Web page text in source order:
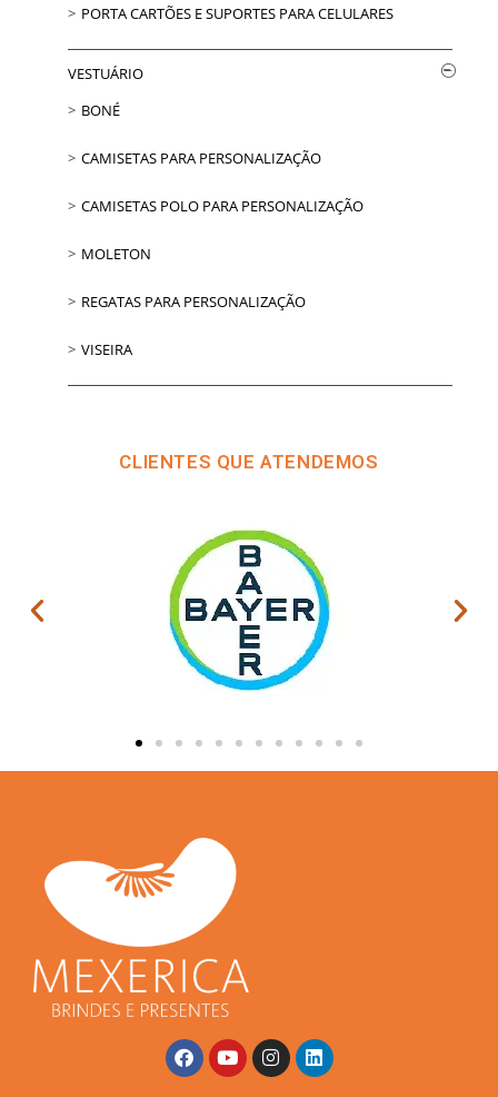
PORTA CARTÕES E SUPORTES PARA CELULARES
VESTUÁRIO
BONÉ
CAMISETAS PARA PERSONALIZAÇÃO
CAMISETAS POLO PARA PERSONALIZAÇÃO
MOLETON
REGATAS PARA PERSONALIZAÇÃO
VISEIRA
CLIENTES QUE ATENDEMOS